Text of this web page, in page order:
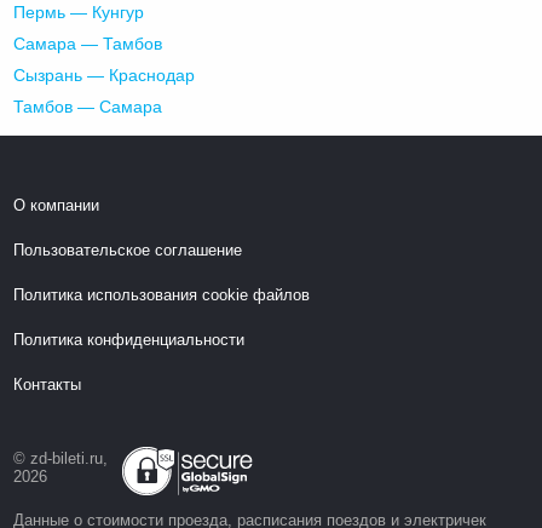
Пермь — Кунгур
Самара — Тамбов
Сызрань — Краснодар
Тамбов — Самара
О компании
Пользовательское соглашение
Политика использования cookie файлов
Политика конфиденциальности
Контакты
© zd-bileti.ru,
2026
Данные о стоимости проезда, расписания поездов и электричек